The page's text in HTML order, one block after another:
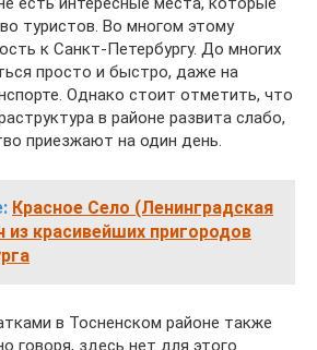
туристов. Во многом этому
к Санкт-Петербургу. До многих
просто и быстро, даже на
Однако стоит отметить, что
в районе развита слабо,
приезжают на один день.
Красное Село (Ленинградская
из красивейших пригородов
в Тосненском районе также
говоря, здесь нет для этого